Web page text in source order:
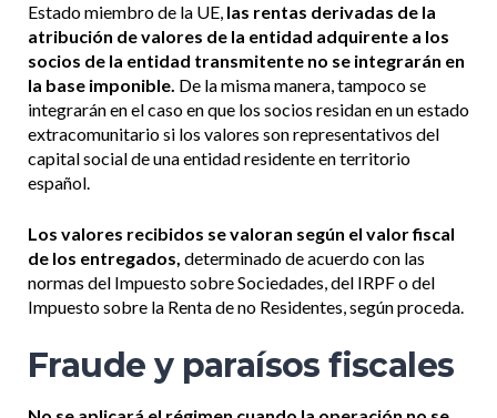
Estado miembro de la UE, las rentas derivadas de la
atribución de valores de la entidad adquirente a los
socios de la entidad transmitente no se integrarán en
la base imponible. De la misma manera, tampoco se
integrarán en el caso en que los socios residan en un estado
extracomunitario si los valores son representativos del
capital social de una entidad residente en territorio
español.
Los valores recibidos se valoran según el valor fiscal
de los entregados, determinado de acuerdo con las
normas del Impuesto sobre Sociedades, del IRPF o del
Impuesto sobre la Renta de no Residentes, según proceda.
Fraude y paraísos fiscales